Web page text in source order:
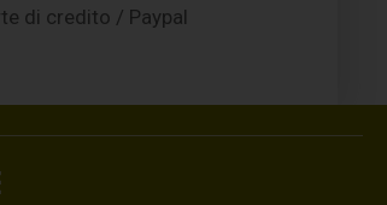
di credito / Paypal